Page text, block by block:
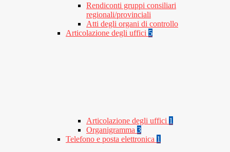
Rendiconti gruppi consiliari
regionali/provinciali
Atti degli organi di controllo
Articolazione degli uffici 5
Articolazione degli uffici 1
Organigramma 3
Telefono e posta elettronica 1